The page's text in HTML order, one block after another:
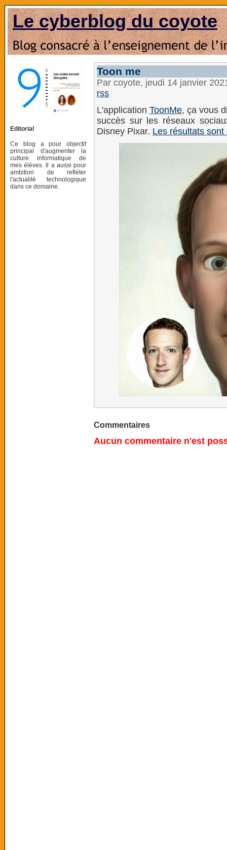
Le cyberblog du coyote
Editorial
Ce blog a pour objectif
principal d'augmenter la
culture informatique de
mes élèves. Il a aussi pour
ambition de refléter
l'actualité technologique
dans ce domaine.
Toon me
Par coyote, jeudi 14 janvier
rss
L'applicationToonMe, ça vous
succès sur les réseaux
Disney Pixar. Les résultats sont
Commentaires
Aucun commentaire n'est